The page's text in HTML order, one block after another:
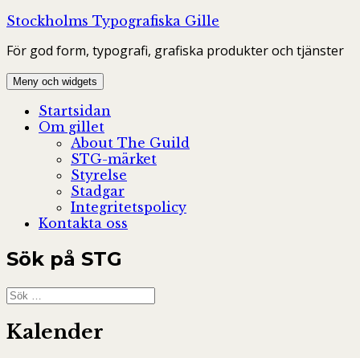
Hoppa
innehåll
Stockholms Typografiska Gille
För god form, typografi, grafiska produkter och tjänster
Meny och widgets
Startsidan
Om gillet
About The Guild
STG-märket
Styrelse
Stadgar
Integritetspolicy
Kontakta oss
Sök på STG
Sök
efter:
Kalender